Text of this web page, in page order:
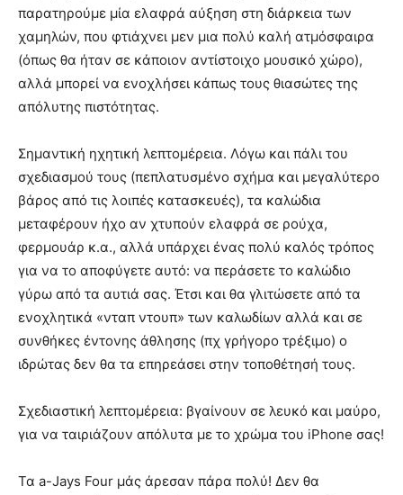
παρατηρούμε μία ελαφρά αύξηση στη διάρκεια των
χαμηλών, που φτιάχνει μεν μια πολύ καλή ατμόσφαιρα
(όπως θα ήταν σε κάποιον αντίστοιχο μουσικό χώρο),
αλλά μπορεί να ενοχλήσει κάπως τους θιασώτες της
απόλυτης πιστότητας.
Σημαντική ηχητική λεπτομέρεια. Λόγω και πάλι του
σχεδιασμού τους (πεπλατυσμένο σχήμα και μεγαλύτερο
βάρος από τις λοιπές κατασκευές), τα καλώδια
μεταφέρουν ήχο αν χτυπούν ελαφρά σε ρούχα,
φερμουάρ κ.α., αλλά υπάρχει ένας πολύ καλός τρόπος
για να το αποφύγετε αυτό: να περάσετε το καλώδιο
γύρω από τα αυτιά σας. Έτσι και θα γλιτώσετε από τα
ενοχλητικά «νταπ ντουπ» των καλωδίων αλλά και σε
συνθήκες έντονης άθλησης (πχ γρήγορο τρέξιμο) ο
ιδρώτας δεν θα τα επηρεάσει στην τοποθέτησή τους.
Σχεδιαστική λεπτομέρεια: βγαίνουν σε λευκό και μαύρο,
για να ταιριάζουν απόλυτα με το χρώμα του iPhone σας!
Τα a-Jays Four μάς άρεσαν πάρα πολύ! Δεν θα